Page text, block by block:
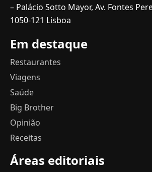
– Palácio Sotto Mayor, Av. Fontes
1050-121 Lisboa
Em destaque
Restaurantes
Viagens
Saúde
Big Brother
Opinião
Receitas
Áreas editoriais